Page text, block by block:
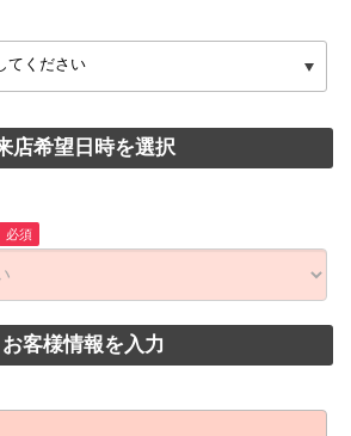
てください
店希望日時を選択
必須
お客様情報を入力